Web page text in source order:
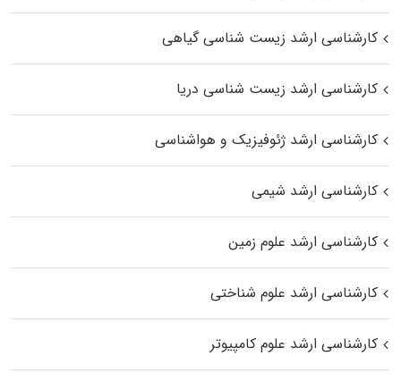
کارشناسی ارشد زیست‌ شناسی گیاهی
کارشناسی ارشد زیست‌ شناسی دریا
کارشناسی ارشد ژئوفیزیک و هواشناسی
کارشناسی ارشد شیمی
کارشناسی ارشد علوم زمین
کارشناسی ارشد علوم شناختی
کارشناسی ارشد علوم کامپیوتر